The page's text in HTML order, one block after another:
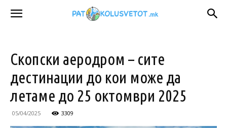
Скопски аеродром – сите
дестинации до кои може да
летаме до 25 октомври 2025
05/04/2025 3309